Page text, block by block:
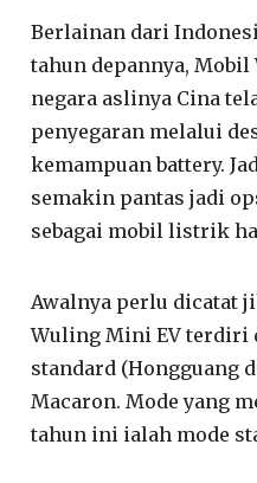
Berlainan dari
tahun depannya,
negara aslinya Cina
penyegaran melalui
kemampuan battery.
semakin pantas jadi
sebagai mobil listrik
Awalnya perlu dicatat
Wuling Mini EV terdiri
standard (Hongguang
Macaron. Mode yang
tahun ini ialah mode